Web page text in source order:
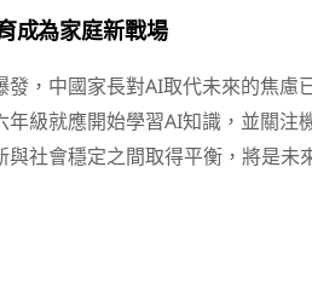
成為家庭新戰場
發，中國家長對AI取代未來的焦慮
年級就應開始學習AI知識，並關注
與社會穩定之間取得平衡，將是未